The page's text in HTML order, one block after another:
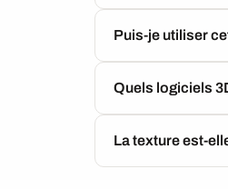
Puis-je utiliser
Quels logiciels
La texture est-